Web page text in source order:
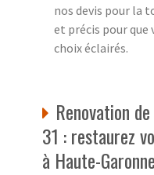
nos devis pour la
et précis pour que
choix éclairés.
Renovation
31 : restaurez
à Haute-